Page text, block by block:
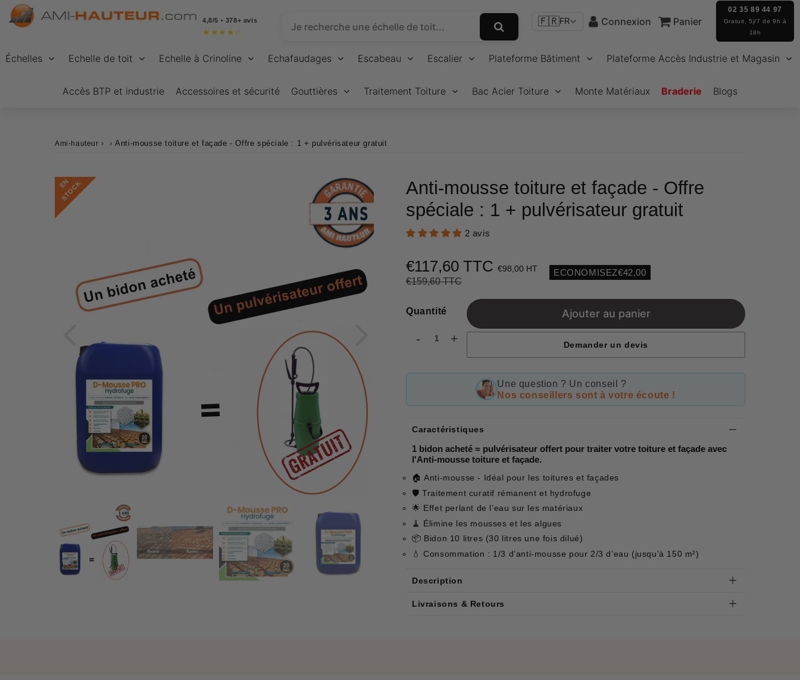
4,8/5 • 378+ avis
★ ★ ★ ★ ☆
🇫🇷FR Connexion Panier
02 35 89 44 97
Gratuit, 5j/7 de 9h à
18h
Échelles Echelle de toit Echelle à Crinoline Echafaudages Escabeau Escalier Plateforme Bâtiment Plateforme Accès Industrie et Magasin
Accès BTP et industrie Accessoires et sécurité Gouttières Traitement Toiture Bac Acier Toiture Monte Matériaux Braderie Blogs
Ami-hauteur › › Anti-mousse toiture et façade - Offre spéciale : 1 + pulvérisateur gratuit
E
N
S
T
O
C
K
Anti-mousse toiture et façade - Offre
spéciale : 1 + pulvérisateur gratuit
2 avis
€117,60 TTC €98,00 HT
€159,60 TTC
Unit
ECONOMISEZ€42,00
Quantité
- +
Ajouter au panier
Demander un devis
Une question ? Un conseil ?
Nos conseillers sont à votre écoute !
Caractéristiques
1 bidon acheté = pulvérisateur offert pour traiter votre toiture et façade avec
l'Anti-mousse toiture et façade.
🏠 Anti-mousse - Idéal pour les toitures et façades
🛡 Traitement curatif rémanent et hydrofuge
🌟 Effet perlant de l’eau sur les matériaux
🧹 Élimine les mousses et les algues
📦 Bidon 10 litres (30 litres une fois dilué)
💧 Consommation : 1/3 d’anti-mousse pour 2/3 d’eau (jusqu’à 150 m²)
Description
Livraisons & Retours